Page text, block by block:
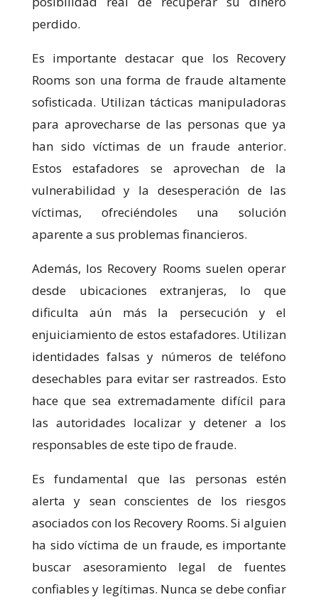
perdido.
Es importante destacar que los Recovery
Rooms son una forma de fraude altamente
sofisticada. Utilizan tácticas manipuladoras
para aprovecharse de las personas que ya
han sido víctimas de un fraude anterior.
Estos estafadores se aprovechan de la
vulnerabilidad y la desesperación de las
víctimas, ofreciéndoles una solución
aparente a sus problemas financieros.
Además, los Recovery Rooms suelen operar
desde ubicaciones extranjeras, lo que
dificulta aún más la persecución y el
enjuiciamiento de estos estafadores. Utilizan
identidades falsas y números de teléfono
desechables para evitar ser rastreados. Esto
hace que sea extremadamente difícil para
las autoridades localizar y detener a los
responsables de este tipo de fraude.
Es fundamental que las personas estén
alerta y sean conscientes de los riesgos
asociados con los Recovery Rooms. Si alguien
ha sido víctima de un fraude, es importante
buscar asesoramiento legal de fuentes
confiables y legítimas. Nunca se debe confiar